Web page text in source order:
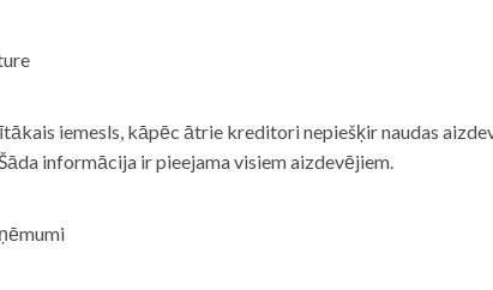
iemesls, kāpēc ātrie kreditori nepiešķir naudas
informācija ir pieejama visiem aizdevējiem.